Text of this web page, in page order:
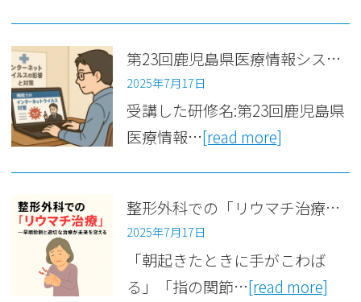
第23回鹿児島県医療情報システム研究会
2025年7月17日
受講した研修名:第23回鹿児島県
医療情報…[read more]
整形外科での「リウマチ治療」早期診断と適切な治療が未来を変える
2025年7月17日
「朝起きたときに手がこわば
る」「指の関節…[read more]